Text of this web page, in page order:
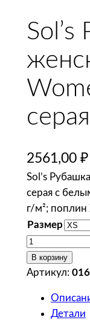
2561,00 ₽
Sol’s
серая с
г/м²; поплин
Размер
К
о
л
В корзину
Артикул:
Детали